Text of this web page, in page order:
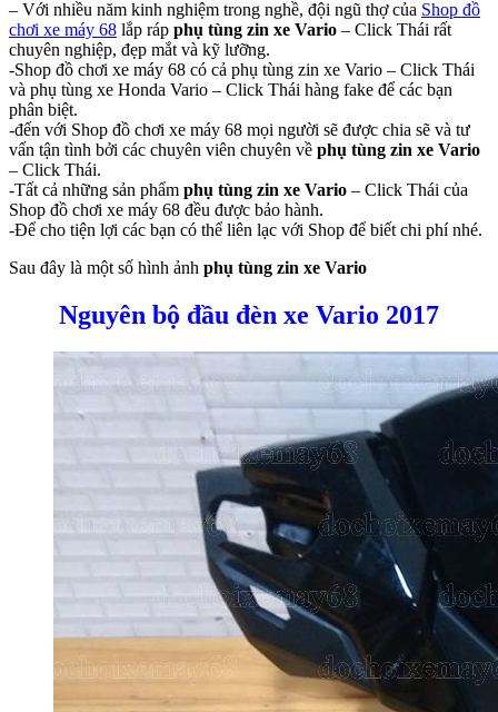
– Với nhiều năm kinh nghiệm trong nghề, đội ngũ thợ của Shop đồ
chơi xe máy 68 lắp ráp phụ tùng zin xe Vario – Click Thái rất
chuyên nghiệp, đẹp mắt và kỹ lưỡng.
-Shop đồ chơi xe máy 68 có cả phụ tùng zin xe Vario – Click Thái
và phụ tùng xe Honda Vario – Click Thái hàng fake để các bạn
phân biệt.
-đến với Shop đồ chơi xe máy 68 mọi người sẽ được chia sẽ và tư
vấn tận tình bởi các chuyên viên chuyên về phụ tùng zin xe Vario
– Click Thái.
-Tất cả những sản phẩm phụ tùng zin xe Vario – Click Thái của
Shop đồ chơi xe máy 68 đều được bảo hành.
-Để cho tiện lợi các bạn có thể liên lạc với Shop để biết chi phí nhé.
Sau đây là một số hình ảnh phụ tùng zin xe Vario
Nguyên bộ đầu đèn xe Vario 2017